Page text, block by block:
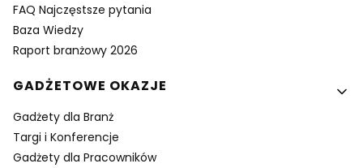
FAQ Najczęstsze pytania
Baza Wiedzy
Raport branżowy 2026
GADŻETOWE OKAZJE
Gadżety dla Branż
Targi i Konferencje
Gadżety dla Pracowników